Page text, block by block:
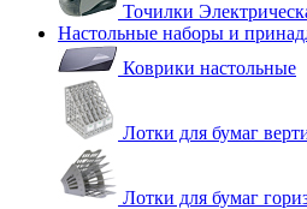
Точилки
Настольные наборы и
Коврики настольные
Лотки для бумаг
Лотки для бумаг